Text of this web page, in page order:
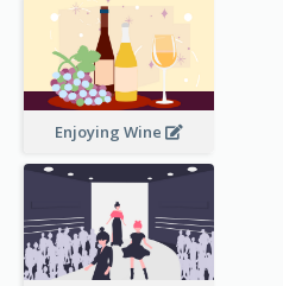
Enjoying Wine